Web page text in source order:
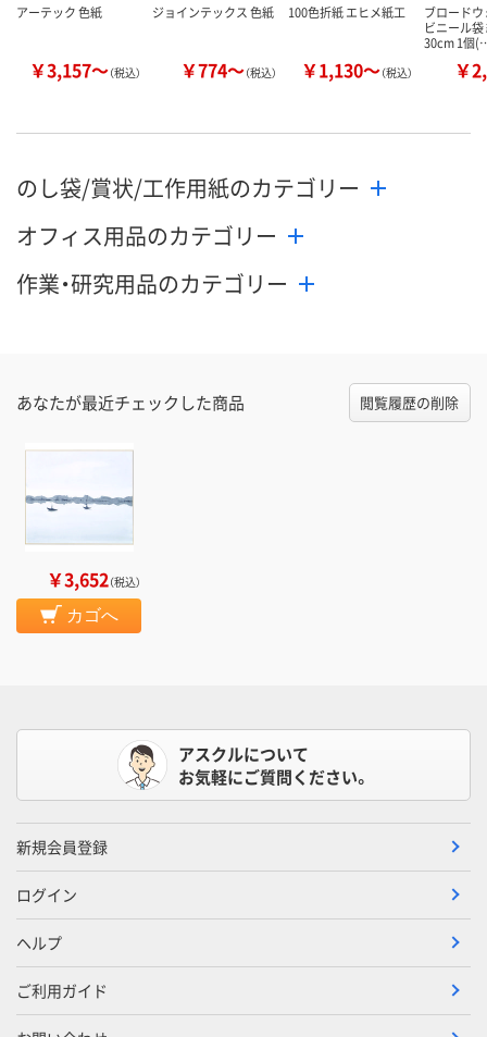
アーテック 色紙
￥3,157～（税込）
ジョインテックス 色紙
￥774～（税込）
100色折紙 エヒメ紙工
￥1,130～（税込）
ブロード
ビニール
30cm 1個
￥
のし袋/賞状/工作用紙のカテゴリー
オフィス用品のカテゴリー
作業・研究用品のカテゴリー
あなたが最近チェックした商品 閲覧履歴の削除
￥3,652（税込）
カゴへ
アスクルについて
お気軽にご質問ください。
新規会員登録
ログイン
ヘルプ
ご利用ガイド